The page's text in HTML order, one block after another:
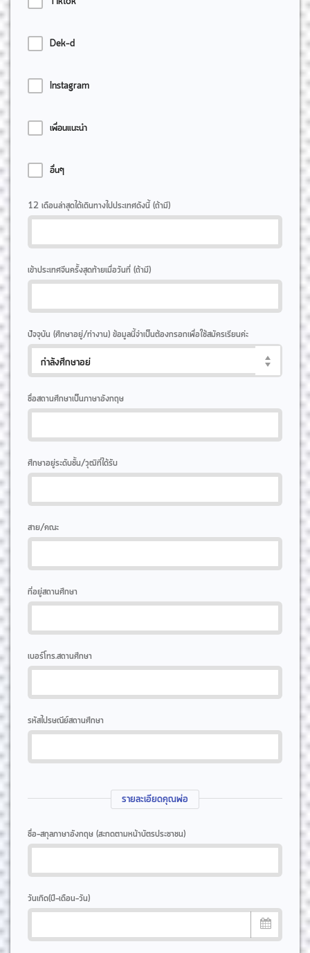
Dek-d
Instagram
เพื่อนแนะนำ
อื่นๆ
12 เดือนล่าสุดได้เดินทางไปประเทศดังนี้ (ถ้ามี)
เข้าประเทศจีนครั้งสุดท้ายเมื่อวันที่ (ถ้ามี)
ปัจจุบัน (ศึกษาอยู่/ทำงาน) ข้อมูลนี้จำเป็นต้องกรอกเพื่อใช้สมัครเรียนค่ะ
ชื่อสถานศึกษาเป็นภาษาอังกฤษ
ศึกษาอยู่ระดับชั้น/วุฒิที่ได้รับ
สาย/คณะ
ที่อยู่สถานศึกษา
เบอร์โทร.สถานศึกษา
รหัสไปรษณีย์สถานศึกษา
รายละเอียดคุณพ่อ
ชื่อ-สกุลภาษาอังกฤษ (สะกดตามหน้าบัตรประชาชน)
วันเกิด(ปี-เดือน-วัน)